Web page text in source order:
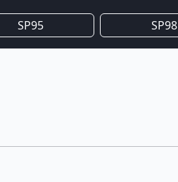
SP95 SP98